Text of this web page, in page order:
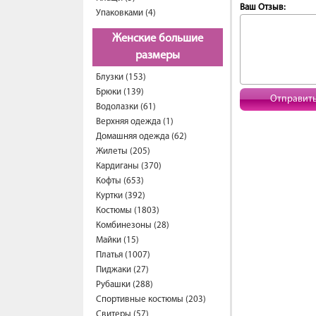
Упаковками (4)
Женские большие
размеры
Блузки (153)
Брюки (139)
Водолазки (61)
Верхняя одежда (1)
Домашняя одежда (62)
Жилеты (205)
Кардиганы (370)
Кофты (653)
Куртки (392)
Костюмы (1803)
Комбинезоны (28)
Майки (15)
Платья (1007)
Пиджаки (27)
Рубашки (288)
Спортивные костюмы (203)
Ваш Отзыв: